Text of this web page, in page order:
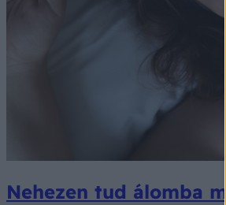
Nehezen tud álomba